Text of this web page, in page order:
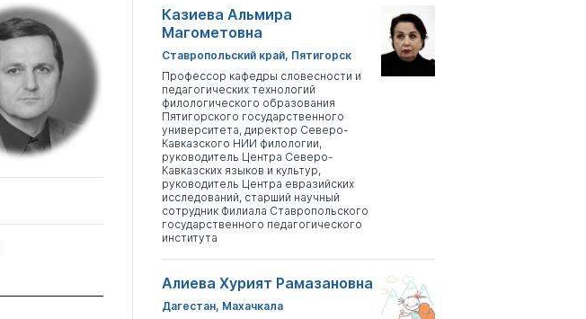
Казиева Альмира
Магометовна
Ставропольский край, Пятигорск
Профессор кафедры словесности и
педагогических технологий
филологического образования
Пятигорского государственного
университета, директор Северо-
Кавказского НИИ филологии,
руководитель Центра Северо-
Кавказских языков и культур,
руководитель Центра евразийских
исследований, старший научный
сотрудник Филиала Ставропольского
государственного педагогического
института
Алиева Хурият Рамазановна
Дагестан, Махачкала